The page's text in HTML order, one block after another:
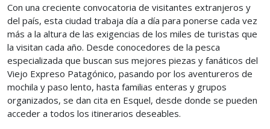
Con una creciente convocatoria de visitantes extranjeros y
del país, esta ciudad trabaja día a día para ponerse cada vez
más a la altura de las exigencias de los miles de turistas que
la visitan cada año. Desde conocedores de la pesca
especializada que buscan sus mejores piezas y fanáticos del
Viejo Expreso Patagónico, pasando por los aventureros de
mochila y paso lento, hasta familias enteras y grupos
organizados, se dan cita en Esquel, desde donde se pueden
acceder a todos los itinerarios deseables.